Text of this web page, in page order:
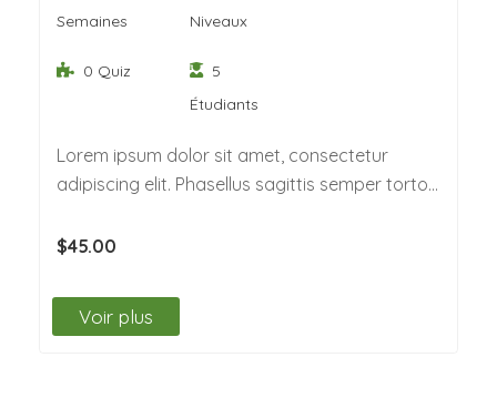
Semaines
Niveaux
0 Quiz
5
Étudiants
Lorem ipsum dolor sit amet, consectetur
adipiscing elit. Phasellus sagittis semper tortor.
$45.00
Voir plus